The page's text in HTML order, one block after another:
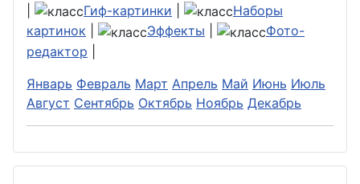
Гиф-картинки
Наборы
картинок
Эффекты
Фото-
редактор
Январь Февраль Март Апрель Май Июнь Июль
Август Сентябрь Октябрь Ноябрь Декабрь